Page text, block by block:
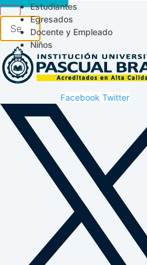
Estudiantes
Egresados
Docente y Empleado
Niños
Facebook Twitter